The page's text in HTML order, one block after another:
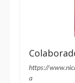
https://
a